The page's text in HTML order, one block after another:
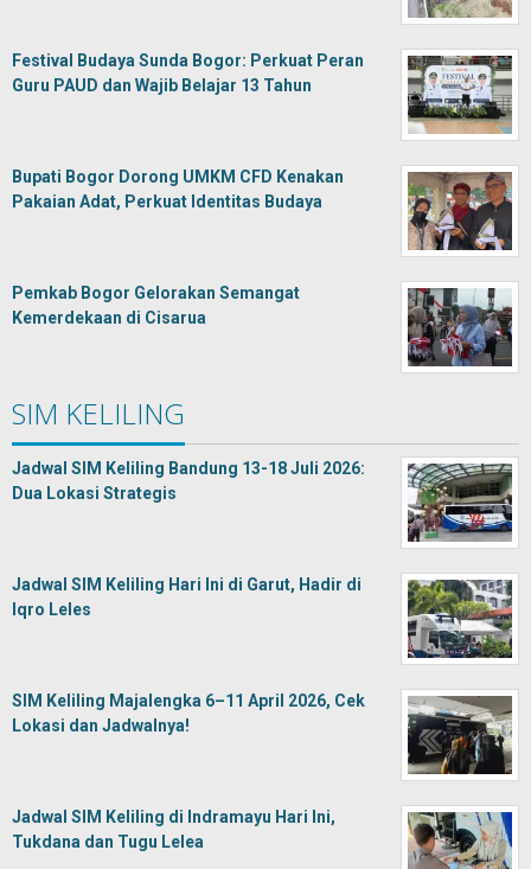
Festival Budaya Sunda Bogor: Perkuat Peran
Guru PAUD dan Wajib Belajar 13 Tahun
Bupati Bogor Dorong UMKM CFD Kenakan
Pakaian Adat, Perkuat Identitas Budaya
Pemkab Bogor Gelorakan Semangat
Kemerdekaan di Cisarua
SIM KELILING
Jadwal SIM Keliling Bandung 13-18 Juli 2026:
Dua Lokasi Strategis
Jadwal SIM Keliling Hari Ini di Garut, Hadir di
Iqro Leles
SIM Keliling Majalengka 6–11 April 2026, Cek
Lokasi dan Jadwalnya!
Jadwal SIM Keliling di Indramayu Hari Ini,
Tukdana dan Tugu Lelea